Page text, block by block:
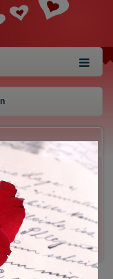
Inloggen!